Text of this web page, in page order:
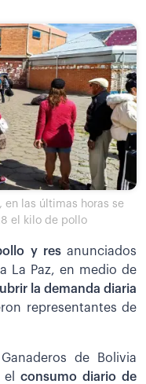
en las últimas horas se
el kilo de pollo
y resanunciados
La Paz, en medio de
la demanda diaria
representantes de
de Bolivia
el consumo diario de